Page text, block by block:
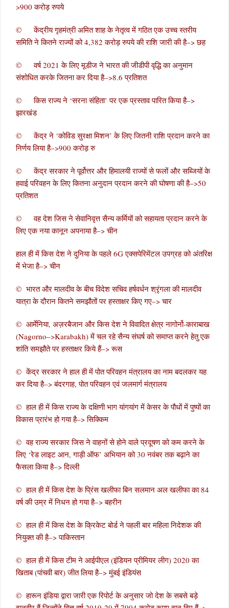
>900 करोड़ रुपये
© केंद्रीय गृहमंत्री अमित शाह के नेतृत्व में गठित एक उच्च स्तरीय
समिति ने कितने राज्यों को 4,382 करोड़ रुपये की राशि जारी की है–> छह
© वर्ष 2021 के लिए मूडीज ने भारत की जीडीपी वृद्धि का अनुमान
संशोधित करके जितना कर दिया है–>8.6 प्रतिशत
© किस राज्य ने ‘सरना संहिता’ पर एक प्रस्ताव पारित किया है–>
झारखंड
© केंद्र ने ‘कोविड सुरक्षा मिशन’ के लिए जितनी राशि प्रदान करने का
निर्णय लिया है–>900 करोड़ रु
© केंद्र सरकार ने पूर्वोत्तर और हिमालयी राज्यों से फलों और सब्जियों के
हवाई परिवहन के लिए कितना अनुदान प्रदान करने की घोषणा की है–>50
प्रतिशत
© वह देश जिस ने सेवानिवृत्त सैन्य कर्मियों को सहायता प्रदान करने के
लिए एक नया कानून अपनाया है–> चीन
हाल ही में किस देश ने दुनिया के पहले 6G एक्सपेरिमेंटल उपग्रह को अंतरिक्ष
में भेजा है–> चीन
© भारत और मालदीव के बीच विदेश सचिव हर्षवर्धन श्रृंगला की मालदीव
यात्रा के दौरान कितने समझौतों पर हस्ताक्षर किए गए–> चार
© आर्मेनिया, अज़रबैजान और किस देश ने विवादित क्षेत्र नागोर्नो-काराबाख
(Nagorno–>Karabakh) में चल रहे सैन्य संघर्ष को समाप्त करने हेतु एक
शांति समझौते पर हस्ताक्षर किये हैं–> रूस
© केंद्र सरकार ने हाल ही में पोत परिवहन मंत्रालय का नाम बदलकर यह
कर दिया है–> बंदरगाह, पोत परिवहन एवं जलमार्ग मंत्रालय
© हाल ही में किस राज्य के दक्षिणी भाग यांगयांग में केसर के पौधों में पुष्पों का
विकास प्रारंभ हो गया है–> सिक्किम
© वह राज्य सरकार जिस ने वाहनों से होने वाले प्रदूषण को कम करने के
लिए ‘रेड लाइट आन, गाड़ी ऑफ’ अभियान को 30 नवंबर तक बढ़ाने का
फैसला किया है–> दिल्ली
© हाल ही में किस देश के प्रिंस खलीफा बिन सलमान अल खलीफा का 84
वर्ष की उम्र में निधन हो गया है–> बहरीन
© हाल ही में किस देश के क्रिकेट बोर्ड ने पहली बार महिला निदेशक की
नियुक्त की है–> पाकिस्तान
© हाल ही में किस टीम ने आईपीएल (इंडियन प्रीमियर लीग) 2020 का
खिताब (पांचवी बार) जीत लिया है–> मुंबई इंडियंस
© हारून इंडिया द्वारा जारी एक रिपोर्ट के अनुसार जो देश के सबसे बड़े